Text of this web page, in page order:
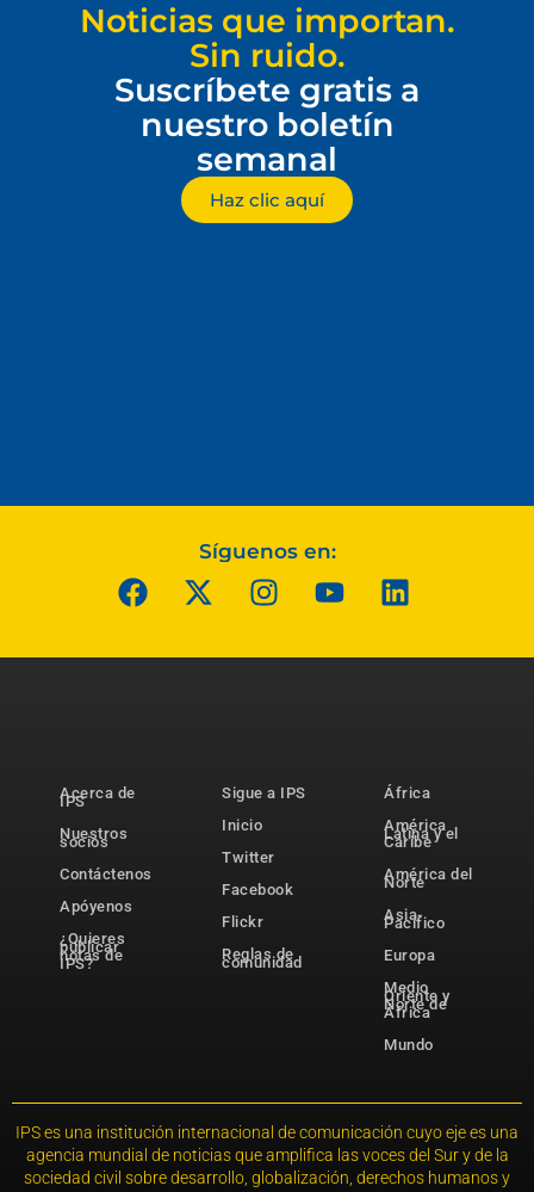
Noticias que importan.
Sin ruido.
Suscríbete gratis a
nuestro boletín
semanal
Haz clic aquí
Síguenos en:
Acerca de
IPS
Nuestros
socios
Contáctenos
Apóyenos
¿Quieres
publicar
notas de
IPS?
Sigue a IPS
Inicio
Twitter
Facebook
Flickr
Reglas de
comunidad
África
América
Latina y el
Caribe
América del
Norte
Asia-
Pacífico
Europa
Medio
Oriente y
Norte de
África
Mundo
IPS es una institución internacional de comunicación cuyo eje es una
agencia mundial de noticias que amplifica las voces del Sur y de la
sociedad civil sobre desarrollo, globalización, derechos humanos y